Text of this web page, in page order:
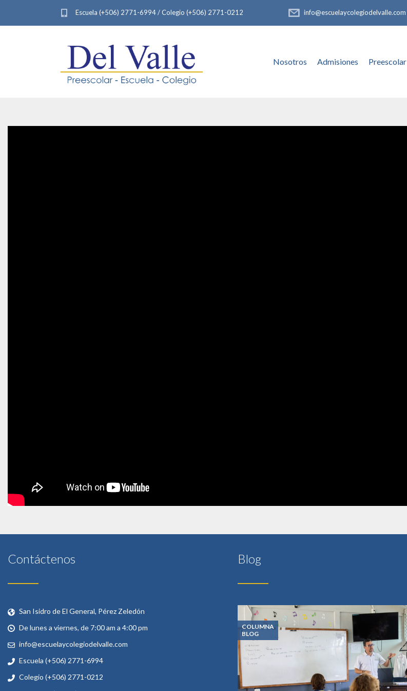
Escuela (+506) 2771-6994 / Colegio (+506) 2771-0212 info@escuelaycolegiodelvalle.com
Nosotros Admisiones Preescolar
Contáctenos
San Isidro de El General, Pérez Zeledón
De lunes a viernes, de 7:00 am a 4:00 pm
info@escuelaycolegiodelvalle.com
Escuela (+506) 2771-6994
Colegio (+506) 2771-0212
Blog
COLUMNA
BLOG